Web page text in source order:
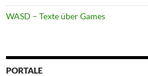
WASD – Texte über Games
PORTALE